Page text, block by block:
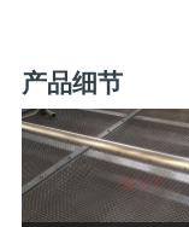
产品细节